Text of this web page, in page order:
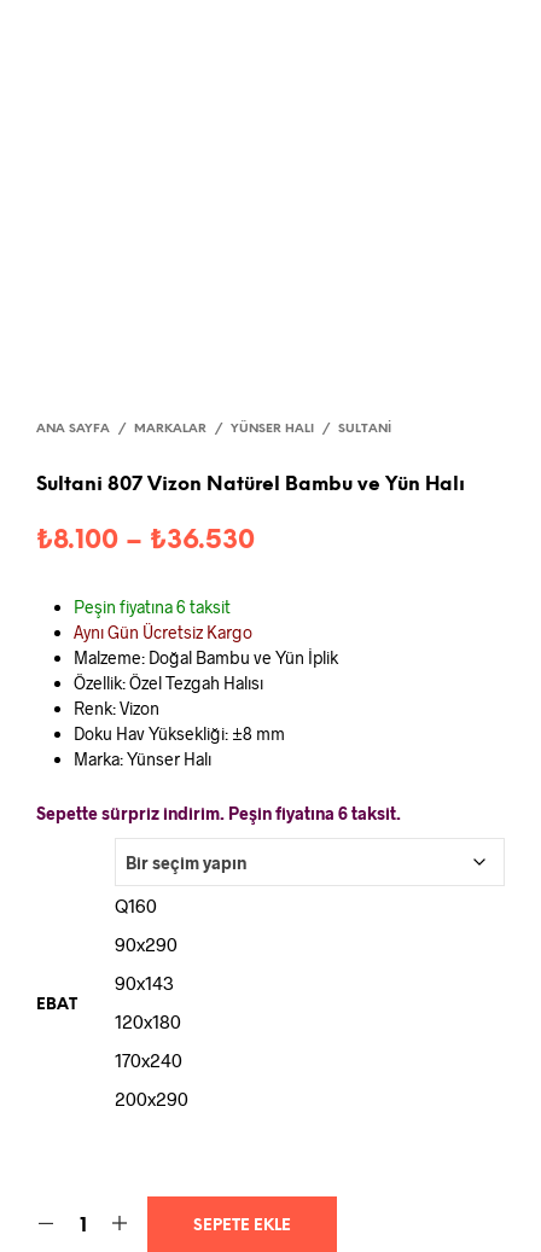
ANA SAYFA / MARKALAR / YÜNSER HALI / SULTANI
Sultani 807 Vizon Natürel Bambu ve Yün Halı
₺8.100 – ₺36.530Fiyat
-
₺36.530
Peşin fiyatına 6 taksit
Aynı Gün Ücretsiz Kargo
Malzeme: Doğal Bambu ve Yün İplik
Özellik: Özel Tezgah Halısı
Renk: Vizon
Doku Hav Yüksekliği: ±8 mm
Marka: Yünser Halı
Sepette sürpriz indirim. Peşin fiyatına 6 taksit.
EBAT
Q160
90x290
90x143
120x180
170x240
200x290
SEPETE EKLE